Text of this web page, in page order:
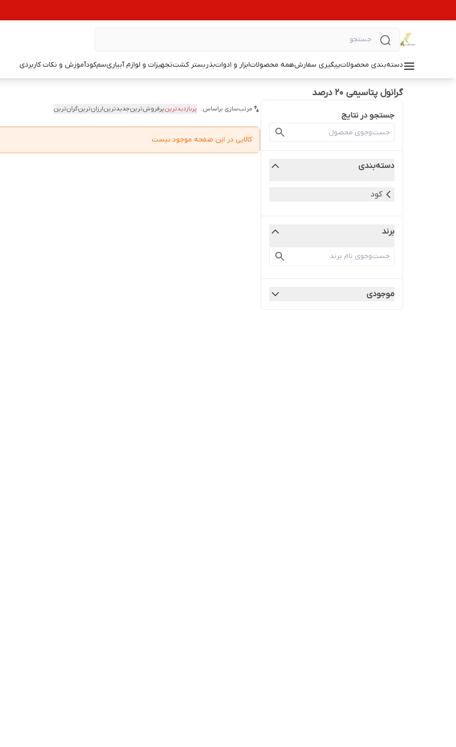
دسته‌بندی محصولاتپیگیری سفارشهمه محصولاتابزار و ادواتبذربستر کشتتجهیزات و لوازم آبیاریسمکودآموزش و نکات کاربردی
گرانول پتاسیمی 20 درصد
جستجو در نتایج
دسته‌بندی
کود
برند
موجودی
مرتب‌سازی براساس: پربازدیدترینپرفروش‌ترینجدیدترینارزان‌ترینگران‌ترین
کالایی در این صفحه موجود نیست